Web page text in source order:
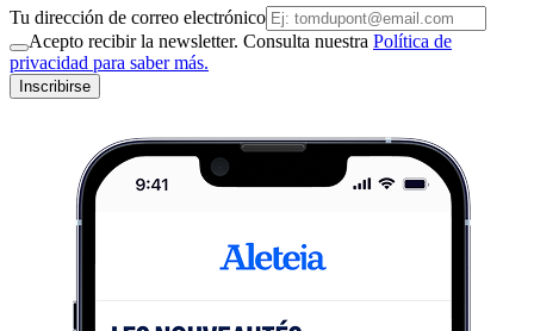
Tu dirección de correo electrónico
Acepto recibir la newsletter. Consulta nuestra Política de
privacidad para saber más.
Inscribirse